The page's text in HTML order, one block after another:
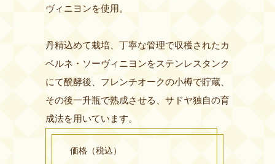
ヴィニヨンを使用。
丹精込めて栽培、丁寧な管理で収穫されたカ
ベルネ・ソーヴィニヨンをステンレスタンク
にて醗酵後、フレンチオークの小樽で貯蔵、
その後一升瓶で熟成させる、サドヤ独自の育
成法を用いています。
価格（税込）